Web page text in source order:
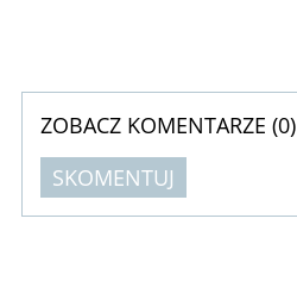
ZOBACZ KOMENTARZE (0)
SKOMENTUJ